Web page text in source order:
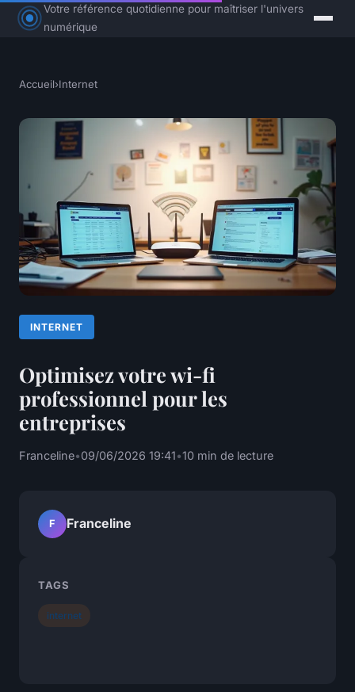
Votre référence quotidienne pour maîtriser l'univers
numérique
Accueil›Internet
INTERNET
Optimisez votre wi-fi
professionnel pour les
entreprises
Franceline•09/06/2026 19:41•10 min de lecture
F Franceline
TAGS
internet